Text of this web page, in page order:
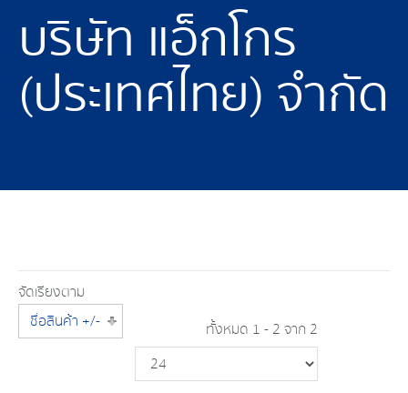
บริษัท แอ็กโกร
(ประเทศไทย) จำกัด
จัดเรียงตาม
ชื่อสินค้า +/-
ทั้งหมด 1 - 2 จาก 2